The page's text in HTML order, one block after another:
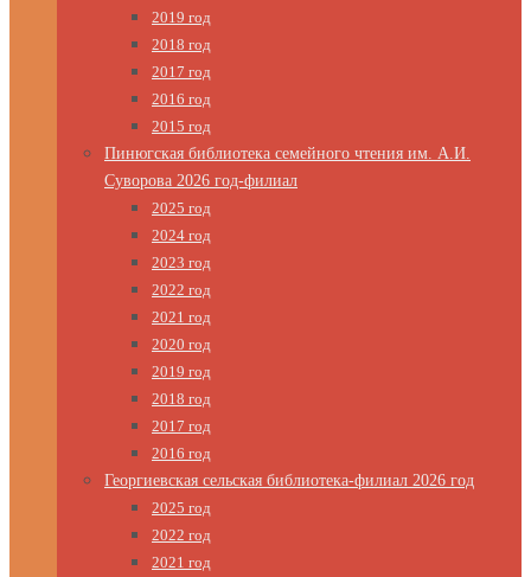
2019 год
2018 год
2017 год
2016 год
2015 год
Пинюгская библиотека семейного чтения им. А.И.
Суворова 2026 год-филиал
2025 год
2024 год
2023 год
2022 год
2021 год
2020 год
2019 год
2018 год
2017 год
2016 год
Георгиевская сельская библиотека-филиал 2026 год
2025 год
2022 год
2021 год